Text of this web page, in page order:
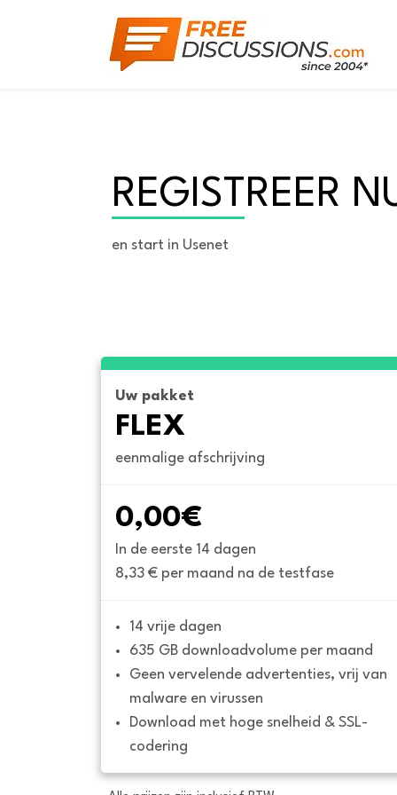
REGISTREER
en start in Usenet
Uw pakket
FLEX
eenmalige afschrijving
0,00€
In de eerste 14 dagen
8,33 € per maand na de testfase
14 vrije dagen
635 GB downloadvolume per maand
Geen vervelende advertenties, vrij van
malware en virussen
Download met hoge snelheid & SSL-
codering